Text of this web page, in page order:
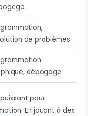
de problèmes
débogage
pour
En jouant à des